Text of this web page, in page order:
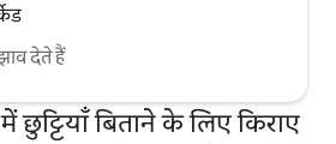
देते हैं
में छुट्टियाँ बिताने के लिए किराए